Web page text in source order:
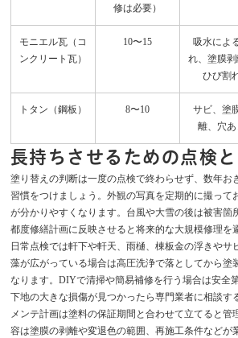
修は必要）
モニエル瓦（コ
ンクリート瓦）
10〜15
吸水によ
れ、塗膜剥
ひび割
トタン（鋼板） 8〜10
サビ、塗
離、穴あ
長持ちさせるための点検
塗り替えの判断は一度の点検で終わらせず、数年お
習慣をつけましょう。外観の写真を定期的に撮って
が分かりやすくなります。台風や大雪の後は被害箇
都度修繕計画に反映させると将来的な大規模修理を
日常点検では軒下や軒天、雨樋、棟板金の浮きやサ
藻が広がっている場合は高圧洗浄で落としてから塗
なります。DIYで清掃や簡易補修を行う場合は安全
下地の大きな損傷が見つかったら専門業者に相談す
メンテ計画は塗料の保証期間と合わせて立てると管
容は塗膜の剥離や変退色の範囲、再施工条件などが